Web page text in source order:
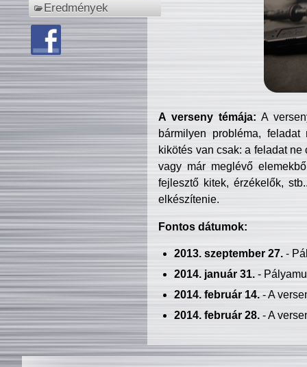
Eredmények
A verseny témája: A
bármilyen probléma, feladat
kikötés van csak: a feladat
vagy már meglévő
fejlesztő kitek, érzékelők,
elkészítenie.
Fontos dátumok:
2013. szeptember 27.-
2014. január 31.-
2014. február 14.- A
2014. február 28.- A